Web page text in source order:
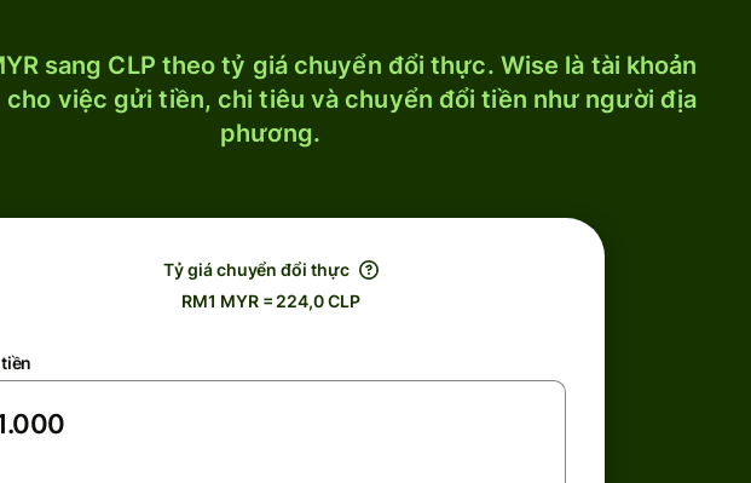
sang CLP theo tỷ giá chuyển đổi thực. Wise là tài khoản
việc gửi tiền, chi tiêu và chuyển đổi tiền như người địa
phương.
Tỷ giá chuyển đổi thực
RM1 MYR = 224,0 CLP